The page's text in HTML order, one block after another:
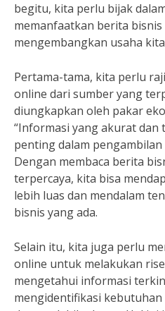
begitu, kita perlu bijak
memanfaatkan berita
mengembangkan usaha
Pertama-tama, kita perlu
online dari sumber yang
diungkapkan oleh pakar
“Informasi yang akurat dan
penting dalam
Dengan membaca berita
terpercaya, kita bisa
lebih luas dan mendalam
bisnis yang ada.
Selain itu, kita juga perlu
online untuk melakukan
mengetahui informasi
mengidentifikasi